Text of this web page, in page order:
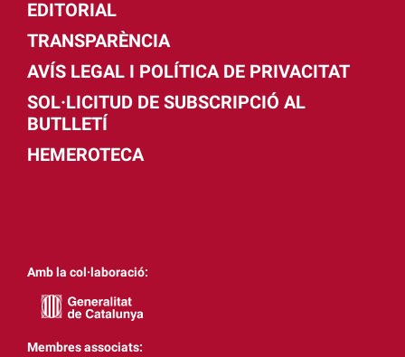
EDITORIAL
TRANSPARÈNCIA
AVÍS LEGAL I POLÍTICA DE PRIVACITAT
SOL·LICITUD DE SUBSCRIPCIÓ AL
BUTLLETÍ
HEMEROTECA
Amb la col·laboració:
Membres associats: